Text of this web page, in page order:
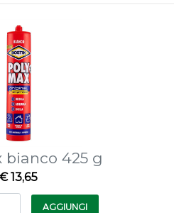
bianco 425 g
€ 13,65
Quantità
AGGIUNGI